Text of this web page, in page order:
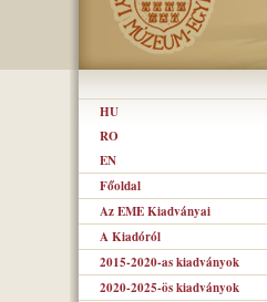
HU
RO
EN
Főoldal
Az EME Kiadványai
A Kiadóról
2015-2020-as kiadványok
2020-2025-ös kiadványok